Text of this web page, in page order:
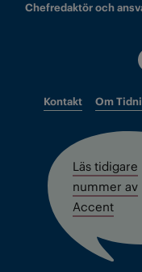
Chefredaktör och
Kontakt Om
Läs tidigare
nummer av
Accent